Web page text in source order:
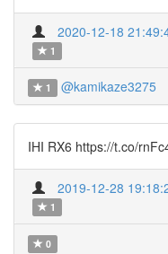
2020-12-18
1
1 @kamikaze3275
IHI RX6 https://t.co/
2019-12-28
1
0